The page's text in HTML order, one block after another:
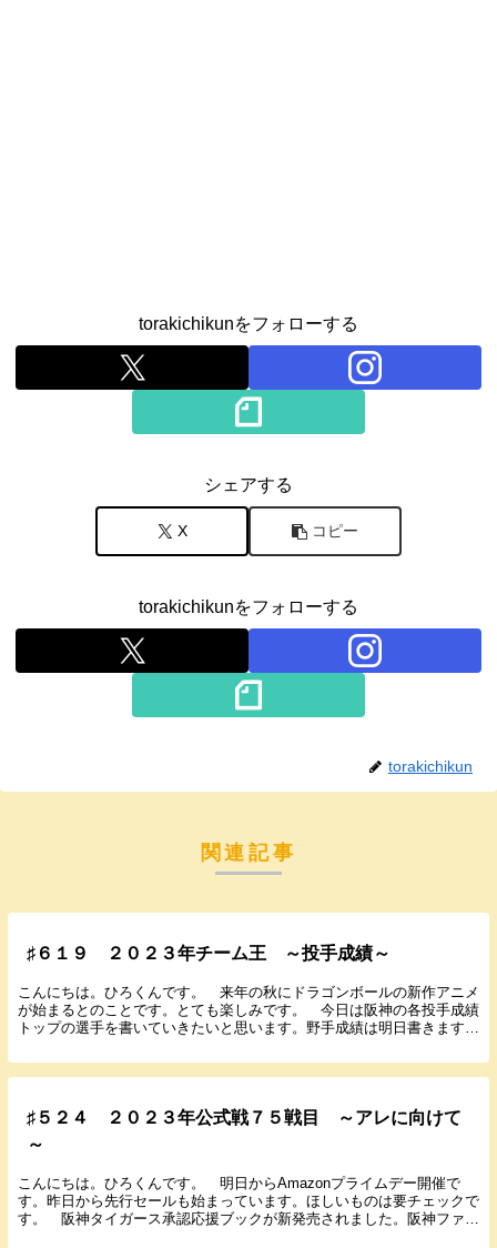
torakichikunをフォローする
シェアする
X コピー
torakichikunをフォローする
torakichikun
関連記事
♯６１９ ２０２３年チーム王 ～投手成績～
こんにちは。ひろくんです。 来年の秋にドラゴンボールの新作アニメ
が始まるとのことです。とても楽しみです。 今日は阪神の各投手成績
トップの選手を書いていきたいと思います。野手成績は明日書きますの
♯５２４ ２０２３年公式戦７５戦目 ～アレに向けて
～
こんにちは。ひろくんです。 明日からAmazonプライムデー開催で
す。昨日から先行セールも始まっています。ほしいものは要チェックで
す。 阪神タイガース承認応援ブックが新発売されました。阪神ファン